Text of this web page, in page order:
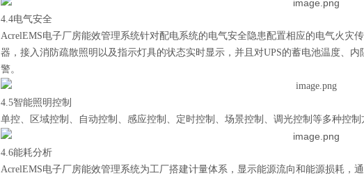
4.4电气安全
AcrelEMS电子厂房能效管理系统针对配电系统的电气安全隐患配置相应的电气火灾
器，接入消防疏散照明以及指示灯具的状态实时显示，并且对UPS的蓄电池温度、
警。
4.5智能照明控制
单控、区域控制、自动控制、感应控制、定时控制、场景控制、调光控制等多种控制
4.6能耗分析
AcrelEMS电子厂房能效管理系统为工厂搭建计量体系，显示能源流向和能源损耗，